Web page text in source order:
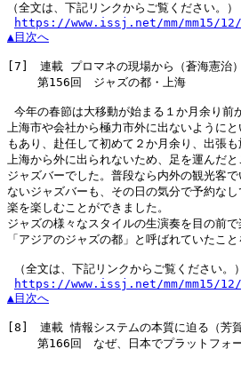
（全文は、下記リンクからご覧ください。）
https://www.issj.net/mm/mm15/12/
▲目次へ
[7]
連載 プロマネの現場から（蒼海憲治）
第156回　ジャズの都・上海
今年の春節は大移動が始まる１か月余り前
上海市や会社から極力市外に出ないように
もあり、赴任して初めて２か月余り、出張
上海から外に出られないため、足を運んだ
ジャズバーでした。普段なら内外の観光客
ないジャズバーも、その日の気分で予約な
楽を楽しむことができました。
ジャズの様々なスタイルの生演奏を目の前
「アジアのジャズの都」と呼ばれていたこと
（全文は、下記リンクからご覧ください。）
https://www.issj.net/mm/mm15/12/
▲目次へ
[8]
連載 情報システムの本質に迫る（芳賀
第166回　なぜ、日本でプラットフォー